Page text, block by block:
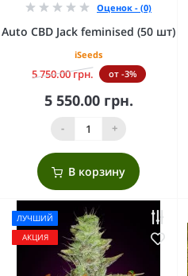
Оценок - (0)
Auto CBD Jack feminised (50 шт)
iSeeds
5 750.00 грн. от -3%
5 550.00 грн.
- +
В корзину
ЛУЧШИЙ
АКЦИЯ